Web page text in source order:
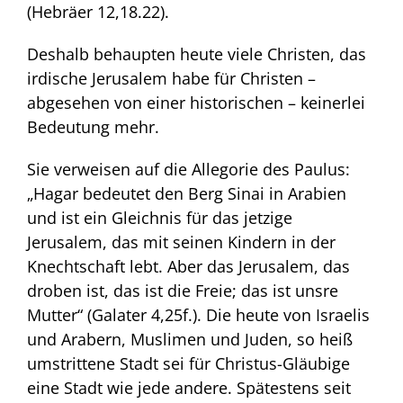
(Hebräer 12,18.22).
Deshalb behaupten heute viele Christen, das
irdische Jerusalem habe für Christen –
abgesehen von einer historischen – keinerlei
Bedeutung mehr.
Sie verweisen auf die Allegorie des Paulus:
„Hagar bedeutet den Berg Sinai in Arabien
und ist ein Gleichnis für das jetzige
Jerusalem, das mit seinen Kindern in der
Knechtschaft lebt. Aber das Jerusalem, das
droben ist, das ist die Freie; das ist unsre
Mutter“ (Galater 4,25f.). Die heute von Israelis
und Arabern, Muslimen und Juden, so heiß
umstrittene Stadt sei für Christus-Gläubige
eine Stadt wie jede andere. Spätestens seit